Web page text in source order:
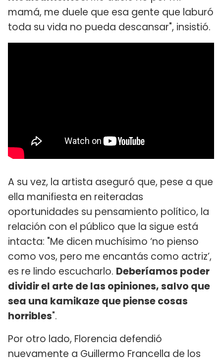
mamá, me duele que esa gente que laburó
toda su vida no pueda descansar", insistió.
A su vez, la artista aseguró que, pese a que
ella manifiesta en reiteradas
oportunidades su pensamiento político, la
relación con el público que la sigue está
intacta: "Me dicen muchísimo ‘no pienso
como vos, pero me encantás como actriz’,
es re lindo escucharlo. Deberíamos poder
dividir el arte de las opiniones, salvo que
sea una kamikaze que piense cosas
horribles".
Por otro lado, Florencia defendió
nuevamente a Guillermo Francella de los